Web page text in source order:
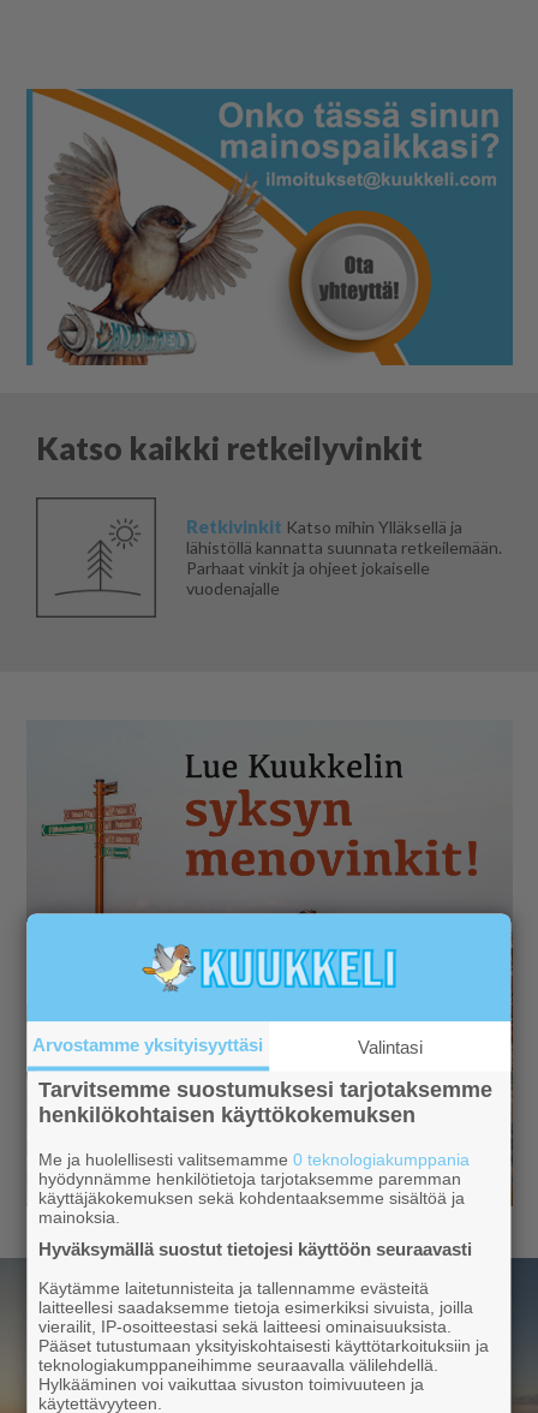
Katso kaikki retkeilyvinkit
Retkivinkit Katso mihin Ylläksellä ja
lähistöllä kannatta suunnata retkeilemään.
Parhaat vinkit ja ohjeet jokaiselle
vuodenajalle
Arvostamme yksityisyyttäsi Valintasi
Tarvitsemme suostumuksesi tarjotaksemme
henkilökohtaisen käyttökokemuksen
Me ja huolellisesti valitsemamme0 teknologiakumppania
hyödynnämme henkilötietoja tarjotaksemme paremman
käyttäjäkokemuksen sekä kohdentaaksemme sisältöä ja
mainoksia.
Hyväksymällä suostut tietojesi käyttöön seuraavasti
Käytämme laitetunnisteita ja tallennamme evästeitä
laitteellesi saadaksemme tietoja esimerkiksi sivuista, joilla
vierailit, IP-osoitteestasi sekä laitteesi ominaisuuksista.
Pääset tutustumaan yksityiskohtaisesti käyttötarkoituksiin ja
teknologiakumppaneihimme seuraavalla välilehdellä.
Hylkääminen voi vaikuttaa sivuston toimivuuteen ja
käytettävyyteen.